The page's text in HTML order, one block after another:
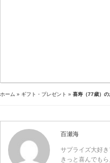
ホーム » ギフト・プレゼント » 喜寿（77歳）
百瀬海
サプライズ大好
きっと喜んでも